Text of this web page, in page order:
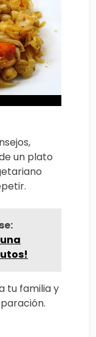
un plato
tu familia y